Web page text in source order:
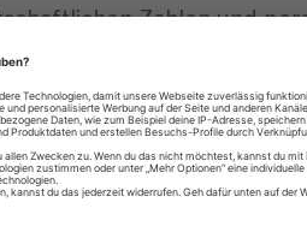
Zahlen und
du die
Kenntnisse
zu lernen!
Gartencenter